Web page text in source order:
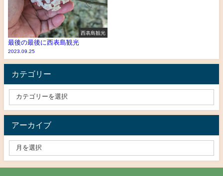
西表島観光
最後の最後に西表島観光
2023.09.25
カテゴリー
アーカイブ